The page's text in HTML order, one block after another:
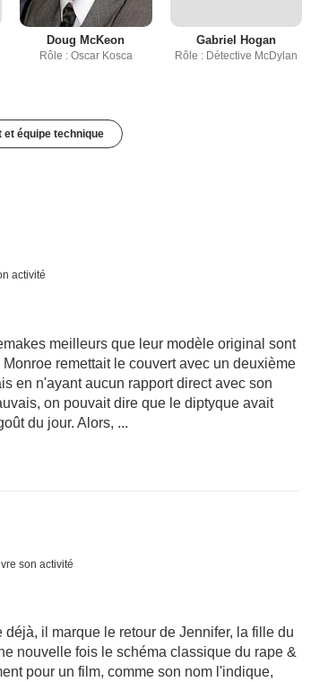
Doug McKeon
Rôle : Oscar Kosca
Gabriel Hogan
Rôle : Détective McDylan
équipe technique
activité
meilleurs que leur modèle original sont
remettait le couvert avec un deuxième
en n'ayant aucun rapport direct avec son
on pouvait dire que le diptyque avait
du jour. Alors, ...
son activité
il marque le retour de Jennifer, la fille du
nouvelle fois le schéma classique du rape &
pour un film, comme son nom l'indique,